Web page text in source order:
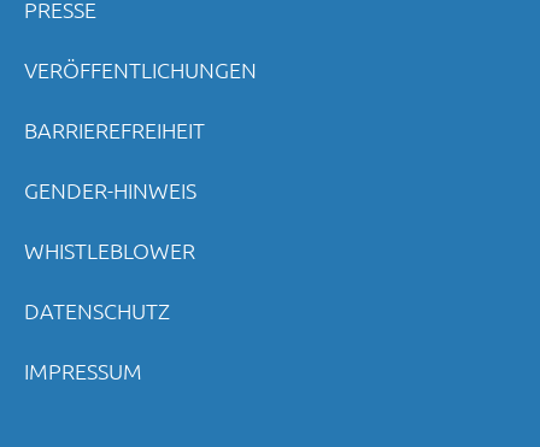
PRESSE
VERÖFFENTLICHUNGEN
BARRIEREFREIHEIT
GENDER-HINWEIS
WHISTLEBLOWER
DATENSCHUTZ
IMPRESSUM